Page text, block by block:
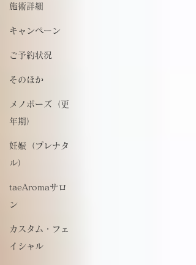
施術詳細
キャンペーン
ご予約状況
そのほか
メノポーズ（更
年期）
妊娠（プレナタ
ル）
taeAromaサロ
ン
カスタム・フェ
イシャル